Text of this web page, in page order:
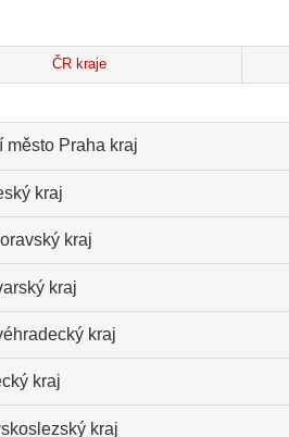
ČR kraje
město Praha kraj
kraj
kraj
kraj
kraj
kraj
kraj